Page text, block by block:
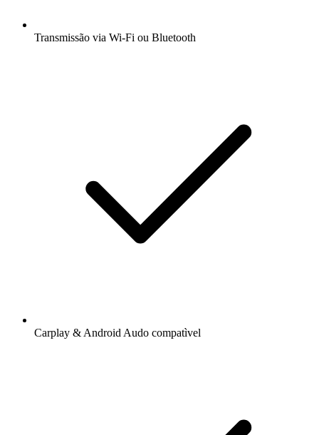
Transmissão via Wi-Fi ou Bluetooth
Carplay & Android Audo compatìvel